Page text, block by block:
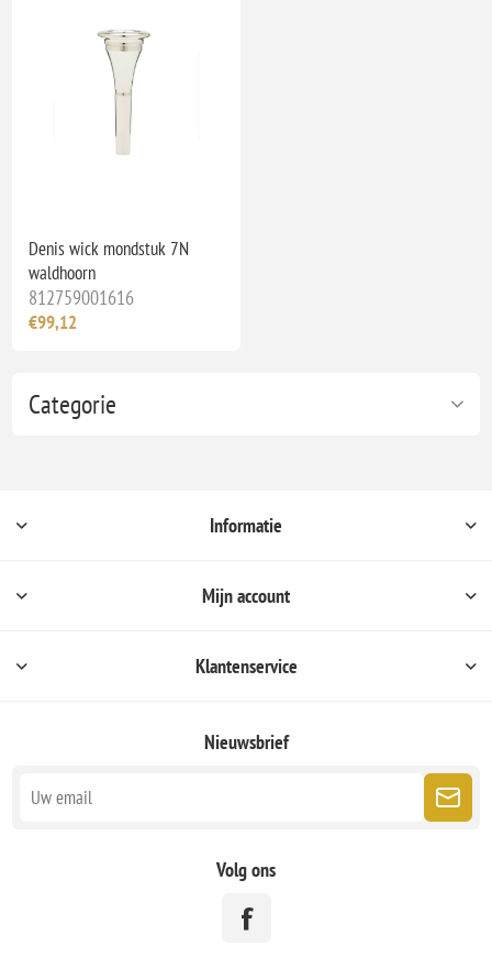
Categorie
Denis wick mondstuk 7N
waldhoorn
812759001616
€99,12
Informatie
Mijn account
Klantenservice
Nieuwsbrief
Volg ons